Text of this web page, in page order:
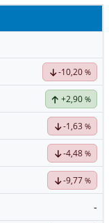
-10,20 %
+2,90 %
-1,63 %
-4,48 %
-9,77 %
-